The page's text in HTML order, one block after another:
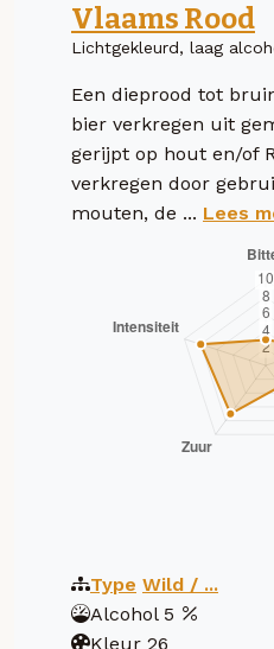
Vlaams Rood
Lichtgekleurd, laag
Een dieprood tot
bier verkregen uit
gerijpt op hout en/of
verkregen door
mouten, de ... Lees
Type Wild / ...
Alcohol 5
Kleur 26